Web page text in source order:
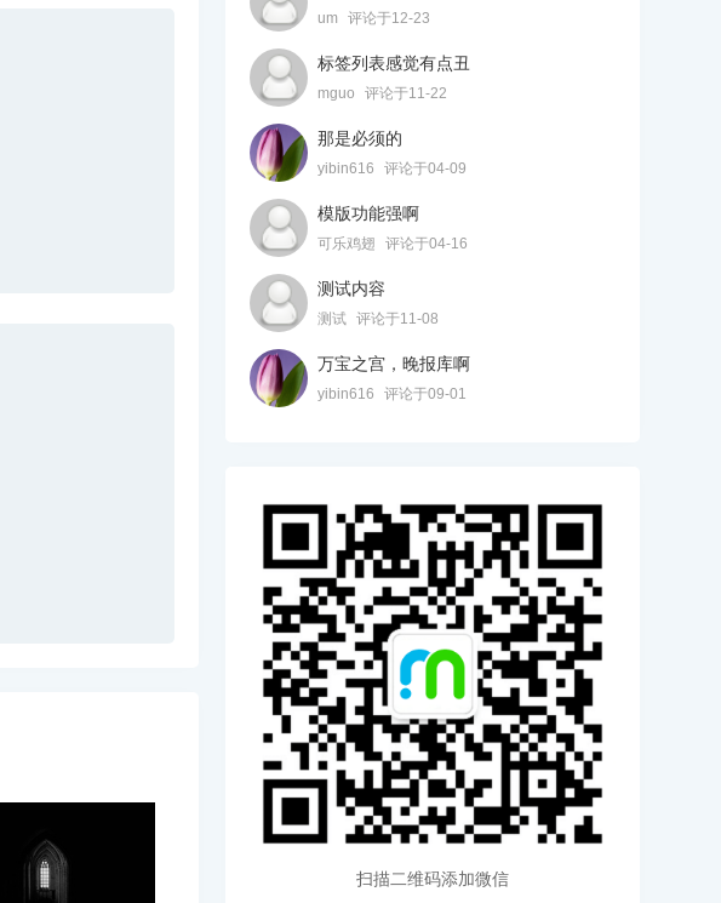
um 评论于12-23
标签列表感觉有点丑
mguo 评论于11-22
那是必须的
yibin616 评论于04-09
模版功能强啊
可乐鸡翅 评论于04-16
测试内容
测试 评论于11-08
万宝之宫，晚报库啊
yibin616 评论于09-01
扫描二维码添加微信